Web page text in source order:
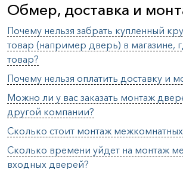
Обмер, доставка и
Почему нельзя забрать купленный
товар (например дверь) в магазине,
товар?
Почему нельзя оплатить доставку и
Можно ли у вас заказать монтаж
другой компании?
Сколько стоит монтаж
Сколько времени уйдет на монтаж
входных дверей?